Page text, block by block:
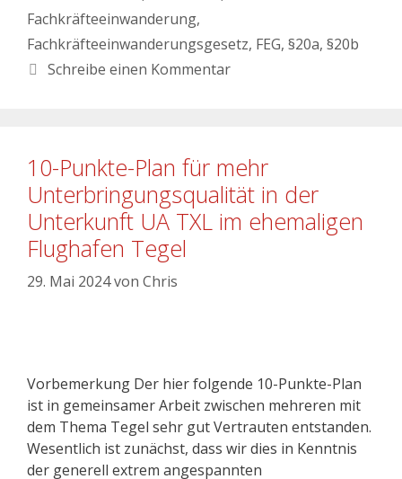
Fachkräfteeinwanderung,
Fachkräfteeinwanderungsgesetz, FEG, §20a, §20b
Schreibe einen Kommentar
10-Punkte-Plan für mehr
Unterbringungsqualität in der
Unterkunft UA TXL im ehemaligen
Flughafen Tegel
29. Mai 2024von Chris
Vorbemerkung Der hier folgende 10-Punkte-Plan
ist in gemeinsamer Arbeit zwischen mehreren mit
dem Thema Tegel sehr gut Vertrauten entstanden.
Wesentlich ist zunächst, dass wir dies in Kenntnis
der generell extrem angespannten